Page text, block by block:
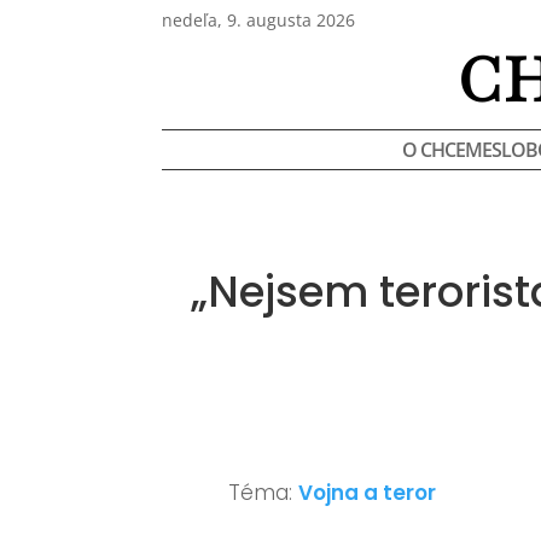
nedeľa, 9. augusta 2026
O
„Nejsem
Téma:Vojna a teror